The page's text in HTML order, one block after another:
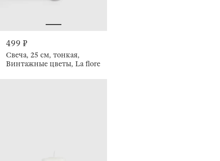
499 ₽
Свеча, 25 см, тонкая,
Винтажные цветы, La flore